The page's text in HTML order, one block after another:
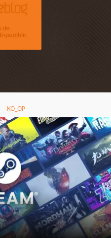
KO_OP